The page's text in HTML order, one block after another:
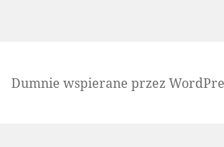
Dumnie wspierane przez